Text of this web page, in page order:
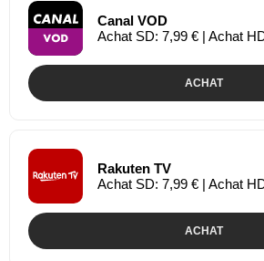
Canal VOD
Achat SD: 7,99 € | Achat
ACHAT
Rakuten TV
Achat SD: 7,99 € | Achat
ACHAT